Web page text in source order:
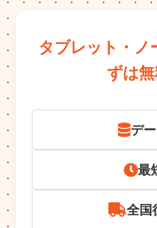
タブレット・ノ
ずは
デ
最
全国